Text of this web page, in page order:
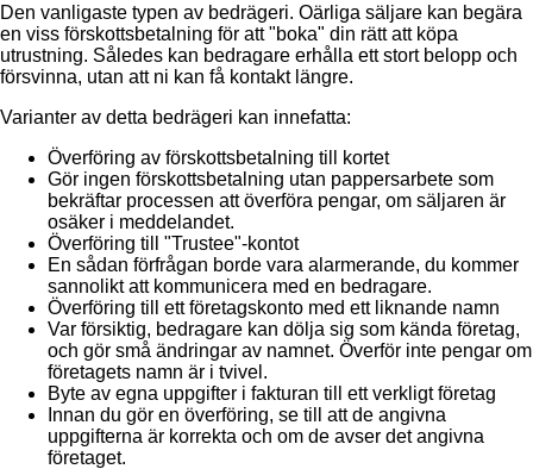
Den vanligaste typen av bedrägeri. Oärliga säljare kan begära
en viss förskottsbetalning för att "boka" din rätt att köpa
utrustning. Således kan bedragare erhålla ett stort belopp och
försvinna, utan att ni kan få kontakt längre.
Varianter av detta bedrägeri kan innefatta:
Överföring av förskottsbetalning till kortet
Gör ingen förskottsbetalning utan pappersarbete som
bekräftar processen att överföra pengar, om säljaren är
osäker i meddelandet.
Överföring till "Trustee"-kontot
En sådan förfrågan borde vara alarmerande, du kommer
sannolikt att kommunicera med en bedragare.
Överföring till ett företagskonto med ett liknande namn
Var försiktig, bedragare kan dölja sig som kända företag,
och gör små ändringar av namnet. Överför inte pengar om
företagets namn är i tvivel.
Byte av egna uppgifter i fakturan till ett verkligt företag
Innan du gör en överföring, se till att de angivna
uppgifterna är korrekta och om de avser det angivna
företaget.